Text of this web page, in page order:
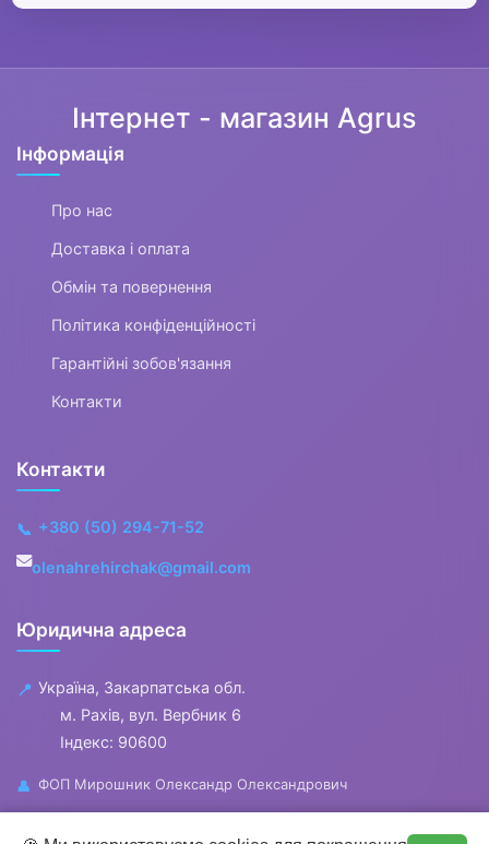
Інтернет - магазин Agrus
Інформація
Про нас
Доставка і оплата
Обмін та повернення
Політика конфіденційності
Гарантійні зобов'язання
Контакти
Контакти
📞 +380 (50) 294-71-52
olenahrehirchak@gmail.com
Юридична адреса
📍 Україна, Закарпатська обл.
м. Рахів, вул. Вербник 6
Індекс: 90600
👤 ФОП Мирошник Олександр Олександрович
0